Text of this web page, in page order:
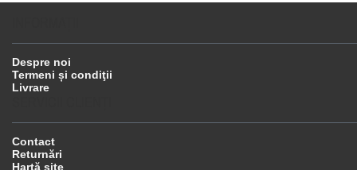
Despre noi
Termeni și condiţii
Livrare
Contact
Returnări
Hartă site